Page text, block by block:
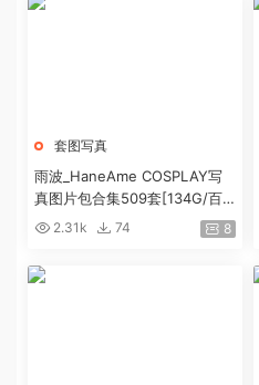
套图写真
雨波_HaneAme COSPLAY写
真图片包合集509套[134G/百
度盘]2.31k 74 8